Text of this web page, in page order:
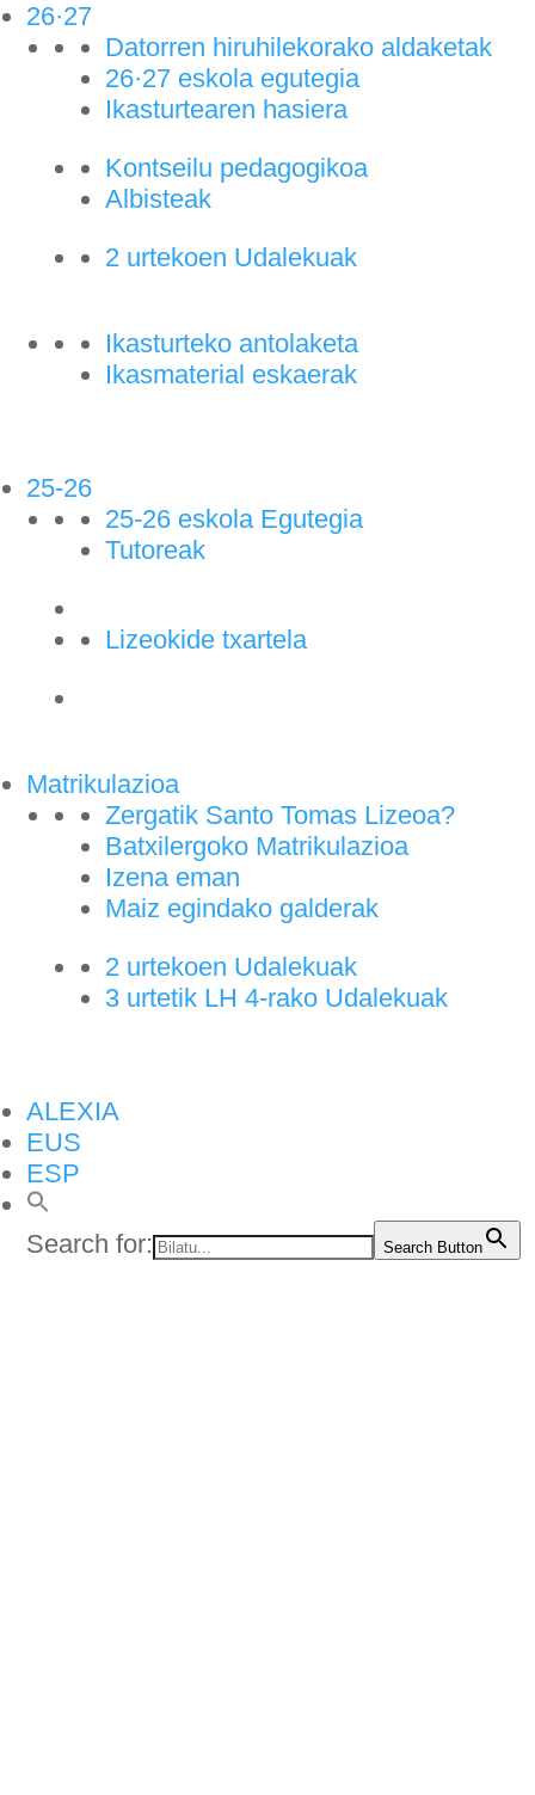
26·27
Datorren hiruhilekorako aldaketak
26·27 eskola egutegia
Ikasturtearen hasiera
Kontseilu pedagogikoa
Albisteak
2 urtekoen Udalekuak
Ikasturteko antolaketa
Ikasmaterial eskaerak
25-26
25-26 eskola Egutegia
Tutoreak
Lizeokide txartela
Matrikulazioa
Zergatik Santo Tomas Lizeoa?
Batxilergoko Matrikulazioa
Izena eman
Maiz egindako galderak
2 urtekoen Udalekuak
3 urtetik LH 4-rako Udalekuak
ALEXIA
EUS
ESP
Search for: Search Button